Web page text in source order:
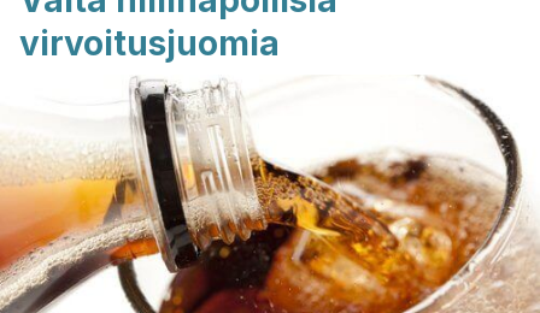
virvoitusjuomia